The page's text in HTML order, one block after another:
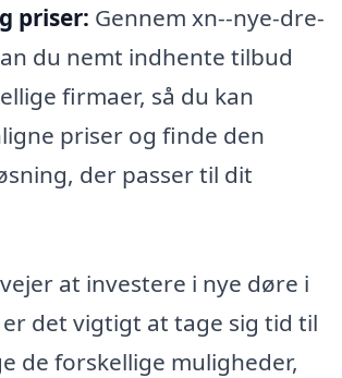
priser: Gennem xn--nye-dre-
du nemt indhente tilbud
firmaer, så du kan
priser og finde den
der passer til dit
at investere i nye døre i
det vigtigt at tage sig tid til
de forskellige muligheder,